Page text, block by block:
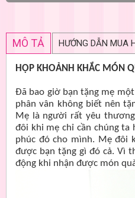
MÔ TẢ HƯỚNG DẪN MUA
HỘP KHOẢNH KHẮC MÓN
Đã bao giờ bạn tặng mẹ
phân vân không biết nên
Mẹ là người rất yêu
đôi khi mẹ chỉ cần chúng ta
phúc đó cho mình. Mẹ đôi
được bạn tặng gì đó cả. Vì
động khi nhận được món